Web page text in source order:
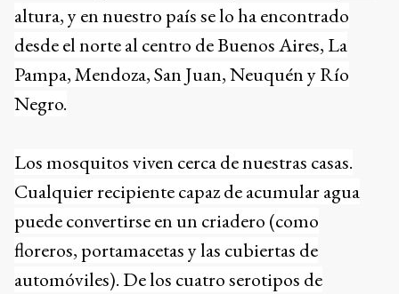
altura, y en nuestro país se lo ha encontrado
desde el norte al centro de Buenos Aires, La
Pampa, Mendoza, San Juan, Neuquén y Río
Negro.
Los mosquitos viven cerca de nuestras casas.
Cualquier recipiente capaz de acumular agua
puede convertirse en un criadero (como
floreros, portamacetas y las cubiertas de
automóviles). De los cuatro serotipos de